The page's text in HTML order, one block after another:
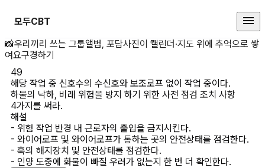
모두CBT
해당 작업 중 신호수의 수신호와
📸우리끼리 쓰는 그룹앨범, 포담사진이 캘린더·지도 위에 추억으로 쌓
여요구경하기
49
해당 작업 중 신호수의 수신호와 보조로프 없이 작업 중이다.
하물의 낙하, 비래 위험을 방지 하기 위한 사전 점검 조치 사항
4가지를 써라.
해설
- 위험 작업 반경 내 근로자의 출입을 금지시킨다.
- 와이어로프 및 와이어로프가 통하는 곳의 안전상태를 점검한다.
- 훅의 해지장치 및 안전상태를 점검한다.
- 인양 도중에 화물이 빠질 우려가 없는지 한 번 더 확인한다.